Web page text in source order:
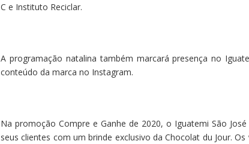
C e Instituto Reciclar.
A programação natalina também marcará presença no
conteúdo da marca no Instagram.
Na promoção Compre e Ganhe de 2020, o Iguatemi São
seus clientes com um brinde exclusivo da Chocolat du Jour.